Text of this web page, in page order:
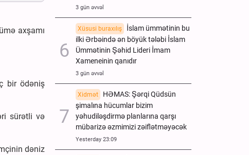
axşamı
bir ödəniş
sürətli və
dəniz
3 gün əvvəl
Xüsusi buraxılış
İslam ümmətinin bu
ilki Ərbəində ən böyük tələbi İslam
Ümmətinin Şəhid Lideri İmam
Xameneinin qanıdır
3 gün əvvəl
Xidmət
HƏMAS: Şərqi Qüdsün
şimalına hücumlar bizim
yəhudiləşdirmə planlarına qarşı
mübarizə əzmimizi zəiflətməyəcək
Yesterday 23:09